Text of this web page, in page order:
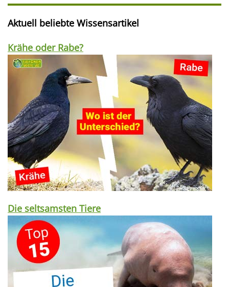
Aktuell beliebte Wissensartikel
Krähe oder Rabe?
Die seltsamsten Tiere